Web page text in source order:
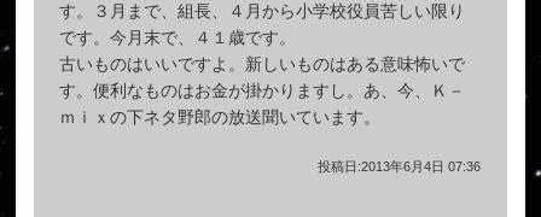
す。３月まで、組長、４月から小学校役員苦しい限り
です。今月末で、４１歳です。
古いものはいいですよ。新しいものはある意味怖いで
す。便利なものはお金が掛かりますし。あ、今、Ｋ－
ｍｉｘの下ネタ野郎の放送聞いています。
投稿日:2013年6月4日 07:36